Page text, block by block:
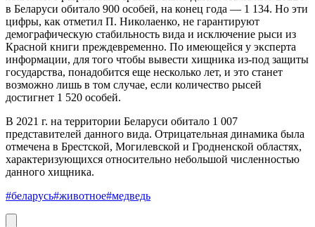
в Беларуси обитало 900 особей, на конец года — 1 134. Но эти
цифры, как отметил П. Николаенко, не гарантируют
демографическую стабильность вида и исключение рыси из
Красной книги преждевременно. По имеющейся у эксперта
информации, для того чтобы вывести хищника из-под защиты
государства, понадобится еще несколько лет, и это станет
возможно лишь в том случае, если количество рысей
достигнет 1 520 особей.
В 2021 г. на территории Беларуси обитало 1 007
представителей данного вида. Отрицательная динамика была
отмечена в Брестской, Могилевской и Гродненской областях,
характеризующихся относительно небольшой численностью
данного хищника.
#беларусь#животное#медведь